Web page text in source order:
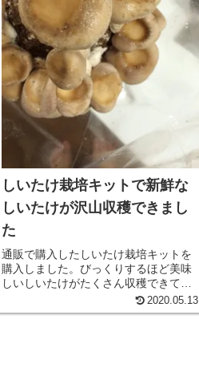
しいたけ栽培キットで新鮮な
しいたけが沢山収穫できまし
た
通販で購入したしいたけ栽培キットを
購入しました。びっくりするほど美味
しいしいたけがたくさん収穫できて、
美味しく頂けました。しいたけの栽培
は冬がメインです。11月くらいからき
2020.05.13